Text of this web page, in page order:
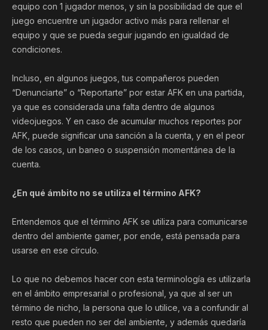
equipo con 1 jugador menos, y sin la posibilidad de que el
juego encuentre un jugador activo más para rellenar el
equipo y que se pueda seguir jugando en igualdad de
condiciones.
Incluso, en algunos juegos, tus compañeros pueden
“Denunciarte” o “Reportarte” por estar AFK en una partida,
ya que es considerada una falta dentro de algunos
videojuegos. Y en caso de acumular muchos reportes por
AFK, puede significar una sanción a la cuenta, y en el peor
de los casos, un baneo o suspensión momentánea de la
cuenta.
¿En qué ámbito no se utiliza el término AFK?
Entendemos que el término AFK se utiliza para comunicarse
dentro del ambiente gamer, por ende, está pensada para
usarse en ese círculo.
Lo que no debemos hacer con esta terminología es utilizarla
en el ámbito empresarial o profesional, ya que al ser un
término de nicho, la persona que lo utilice, va a confundir al
resto que pueden no ser del ambiente, y además quedaría